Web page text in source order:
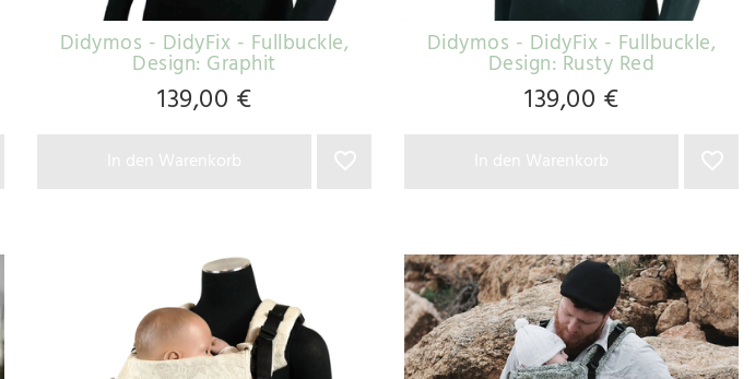
Didymos - DidyFix - Fullbuckle,
Design: Graphit
139,00 €
Didymos - DidyFix - Fullbuckle,
Design: Rusty Red
139,00 €